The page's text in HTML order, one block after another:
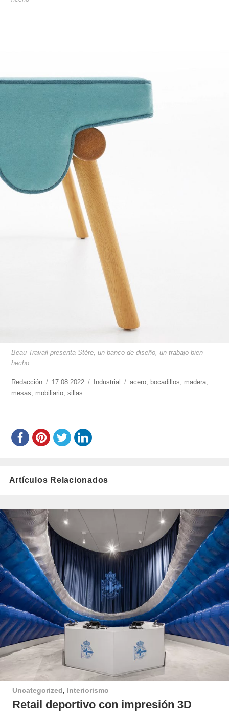
Beau Travail presenta Stère, un banco de diseño, un trabajo bien
hecho
https://www.experimenta.es/author/redaccion/
Redacción
Publicado
el
17.08.2022 Categorías
Industrial Etiquetas
acero bocadillos madera
mesas
mobiliario ,sillas
Artículos Relacionados
Uncategorized, Interiorismo
Retail deportivo con impresión 3D